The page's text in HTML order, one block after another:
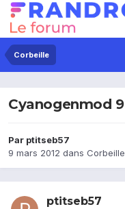
Corbeille
Cyanogenmod 9
Par ptitseb57
9 mars 2012 dans Corbeille
ptitseb57